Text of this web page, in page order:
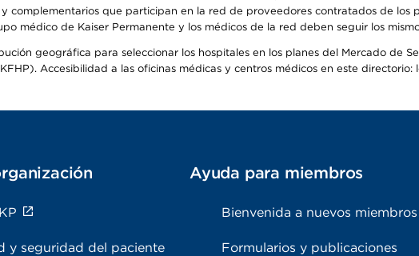
complementarios que participan en la red de proveedores contratados de los
médico de Kaiser Permanente y los médicos de la red deben seguir los
geográfica para seleccionar los hospitales en los planes del Mercado de
Accesibilidad a las oficinas médicas y centros médicos en este directorio:
y seguridad del paciente
Ayuda para miembros
Bienvenida a nuevos miembros
Formularios y publicaciones